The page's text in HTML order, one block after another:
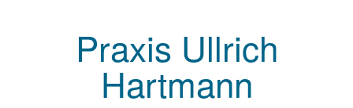
Praxis Ullrich
Hartmann